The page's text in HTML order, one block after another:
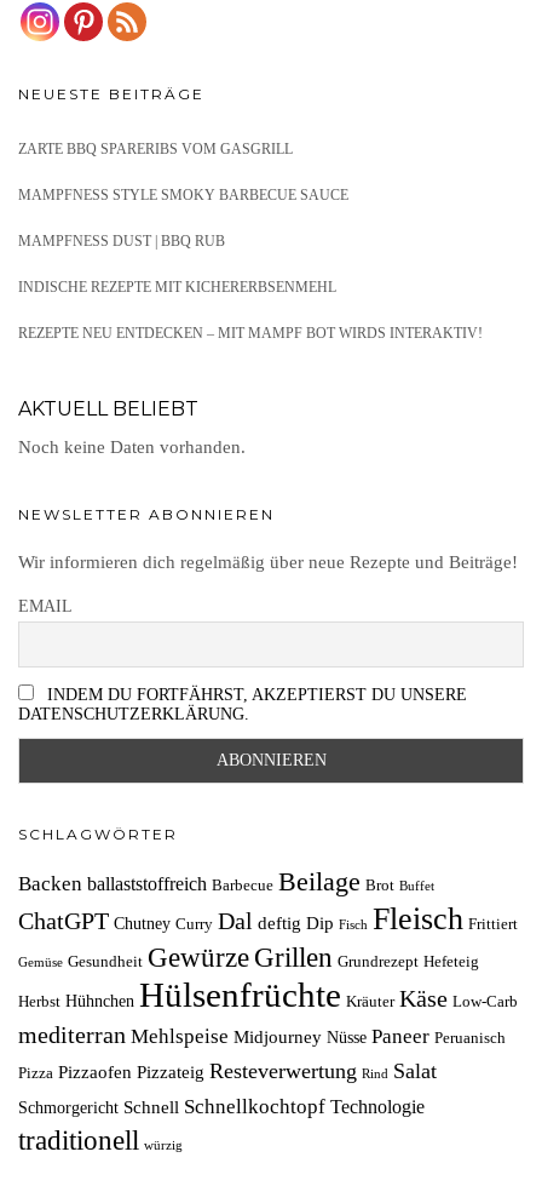
NEUESTE BEITRÄGE
ZARTE BBQ SPARERIBS VOM GASGRILL
MAMPFNESS STYLE SMOKY BARBECUE SAUCE
MAMPFNESS DUST | BBQ RUB
INDISCHE REZEPTE MIT KICHERERBSENMEHL
REZEPTE NEU ENTDECKEN – MIT MAMPF BOT WIRDS INTERAKTIV!
AKTUELL BELIEBT
Noch keine Daten vorhanden.
NEWSLETTER ABONNIEREN
Wir informieren dich regelmäßig über neue Rezepte und Beiträge!
EMAIL
INDEM DU FORTFÄHRST, AKZEPTIERST DU UNSERE
DATENSCHUTZERKLÄRUNG.
SCHLAGWÖRTER
Backen ballaststoffreich Barbecue Beilage Brot Buffet
ChatGPT Chutney Curry Dal deftig Dip Fisch Fleisch Frittiert
Gemüse Gesundheit Gewürze Grillen Grundrezept Hefeteig
Herbst Hühnchen Hülsenfrüchte Kräuter Käse Low-Carb
mediterran Mehlspeise Midjourney Nüsse Paneer Peruanisch
Pizza Pizzaofen Pizzateig Resteverwertung Rind Salat
Schmorgericht Schnell Schnellkochtopf Technologie
traditionell würzig